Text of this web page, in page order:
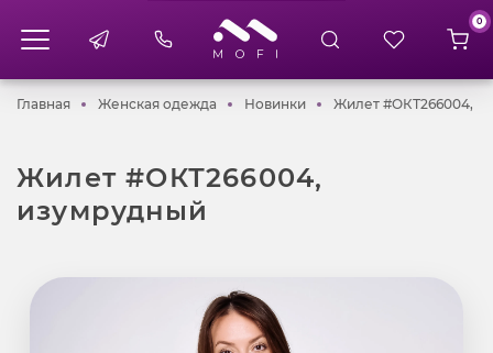
0
ГлавнаяГлавнаяЖенская одежда Женская одежда
НовинкиНовинкиЖилет #ОКТ266004,
Жилет #ОКТ266004,
изумрудный